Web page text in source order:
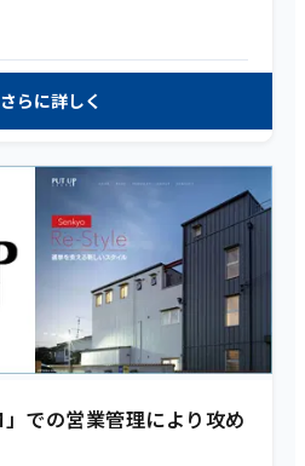
さらに詳しく
」での営業管理により攻め